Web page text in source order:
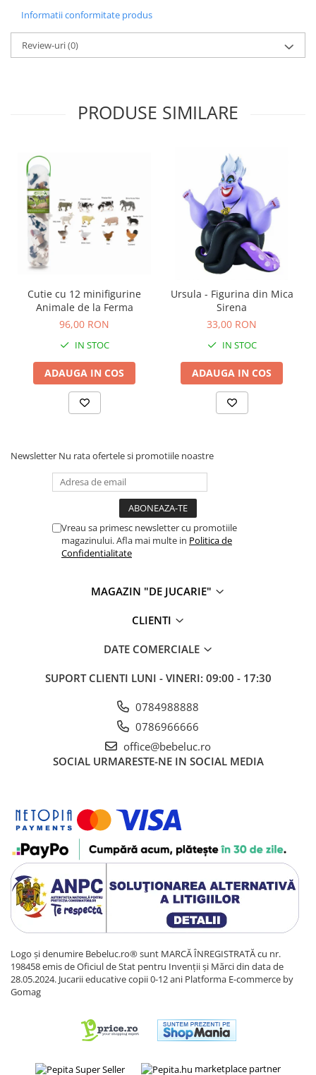
Carti pentru copii 4 ani
Carti pentru copii 8 ani
Carticele interactive
Cadouri copii
Ceasuri copii
Cutii muzicale
Idei cadou fetite
Cadouri bebelusi
Cadouri botez
Cadou copii 2 ani
Cadou copii 3 ani
Cadou copii 4 ani
Cadou copii 5 ani
Cadou copii 6 ani
Cadou copii 8 ani
Cadou copii 9 ani
Cadou copii 11 ani
Cadou copii 12 ani
Caserola compartimentata copii
Etui Ochelari
Sacose si Genti
Cutiuta metalica
Accesorii bebelusi
Olita bebe
Veioza copii
Decoratiuni camera copilului
Produse de Curatenie
Jucarii exterior
Trotinete copii
Jucarii curte
Leagane copii
Informatii conformitate produs
Review-uri(0)
PRODUSE SIMILARE
Cutie cu 12 minifigurine
Animale de la Ferma
96,00 RON
IN STOC
ADAUGA IN COS
Ursula - Figurina din Mica
Sirena
33,00 RON
IN STOC
ADAUGA IN COS
Newsletter Nu rata ofertele si promotiile noastre
Vreau sa primesc newsletter cu promotiile
magazinului. Afla mai multe in Politica de
Confidentialitate
MAGAZIN "DE JUCARIE"
CLIENTI
DATE COMERCIALE
SUPORT CLIENTI LUNI - VINERI: 09:00 - 17:30
0784988888
0786966666
office@bebeluc.ro
SOCIAL URMARESTE-NE IN SOCIAL MEDIA
Logo și denumire Bebeluc.ro® sunt MARCĂ ÎNREGISTRATĂ cu nr.
198458 emis de Oficiul de Stat pentru Invenții și Mărci din data de
28.05.2024. Jucarii educative copii 0-12 ani Platforma E-commerce by
Gomag
marketplace partner